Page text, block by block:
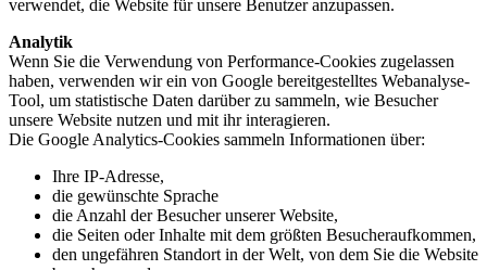
verwendet, die Website für unsere Benutzer anzupassen.
Analytik
Wenn Sie die Verwendung von Performance-Cookies zugelassen
haben, verwenden wir ein von Google bereitgestelltes Webanalyse-
Tool, um statistische Daten darüber zu sammeln, wie Besucher
unsere Website nutzen und mit ihr interagieren.
Die Google Analytics-Cookies sammeln Informationen über:
Ihre IP-Adresse,
die gewünschte Sprache
die Anzahl der Besucher unserer Website,
die Seiten oder Inhalte mit dem größten Besucheraufkommen,
den ungefähren Standort in der Welt, von dem Sie die Website